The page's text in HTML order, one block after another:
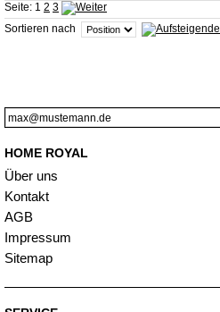
Seite: 1 2 3
Sortieren nach
HOME ROYAL
Über uns
Kontakt
AGB
Impressum
Sitemap